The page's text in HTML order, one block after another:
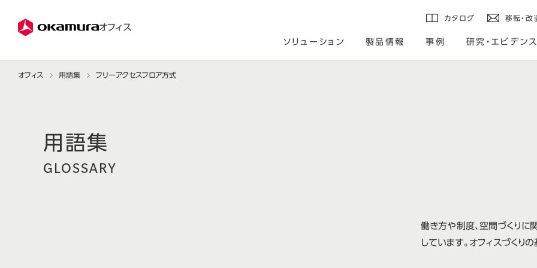
オフィス
カタログ 移転・
ソリューション 製品情報 事例 研究・エビデン
オフィス 用語集 フリーアクセスフロア方式
GLOSSARY
働き方や制度、空間づくりに
しています。オフィスづくり